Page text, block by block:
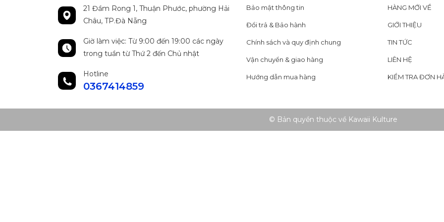
21 Đầm Rong 1, Thuận Phước, phường Hải
Châu, TP.Đà Nẵng
Giờ làm việc: Từ 9:00 đến 19:00 các ngày
trong tuần từ Thứ 2 đến Chủ nhật
Hotline
0367414859
Bảo mật thông tin
Đổi trả & Bảo hành
Chính sách và quy định chung
Vận chuyển & giao hàng
Hướng dẫn mua hàng
HÀNG MỚI VỀ
GIỚI THIỆU
TIN TỨC
LIÊN HỆ
KIỂM TRA ĐƠN
© Bản quyền thuộc về Kawaii Kulture